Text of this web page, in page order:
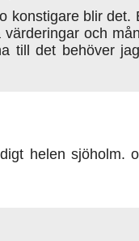
konstigare blir det.
och
till det behöver
helen sjöholm.